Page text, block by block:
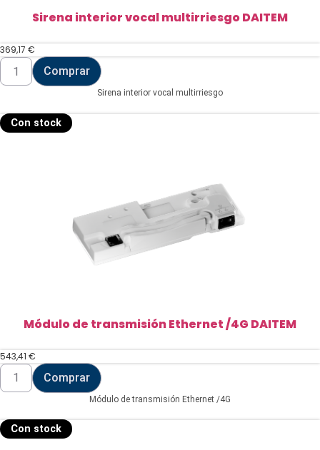
Sirena interior vocal multirriesgo DAITEM
369,17 €
Sirena
interior
vocal
cantidad
Comprar
Sirena interior vocal multirriesgo
Con stock
Módulo de transmisión Ethernet /4G DAITEM
543,41 €
Módulo
transmisión
DAITEM
cantidad
Comprar
Módulo de transmisión Ethernet /4G
Con stock